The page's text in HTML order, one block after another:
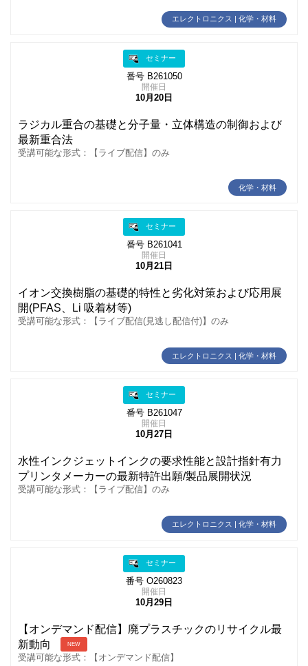
エレクトロニクス | 化学・材料
セミナー
番号 B261050
開催日
10月20日
ラジカル重合の基礎と分子量・立体構造の制御および
最新重合法
受講可能な形式：【ライブ配信】のみ
化学・材料
セミナー
番号 B261041
開催日
10月21日
イオン交換樹脂の基礎的特性と劣化対策および応用展
開(PFAS、Li 吸着材等)
受講可能な形式：【ライブ配信(見逃し配信付)】のみ
エレクトロニクス | 化学・材料
セミナー
番号 B261047
開催日
10月27日
水性インクジェットインクの要求性能と設計指針有力
プリンタメーカーの最新特許出願/製品展開状況
受講可能な形式：【ライブ配信】のみ
エレクトロニクス | 化学・材料
セミナー
番号 O260823
開催日
10月29日
【オンデマンド配信】廃プラスチックのリサイクル最
新動向
NEW
受講可能な形式：【オンデマンド配信】